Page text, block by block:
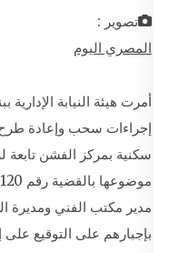
تصوير :
المصري اليوم
أمرت هيئة النيابة
سكنية بمركز الفشن تابعة
مدير مكتب الفني ومديرة
بإجبارهم على التوقيع على